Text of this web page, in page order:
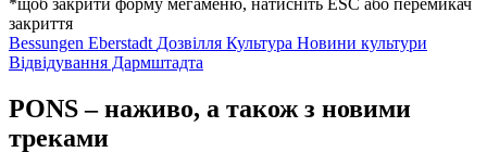
закриття
Bessungen Eberstadt Дозвілля Культура Новини культури
Відвідування Дармштадта
PONS – наживо, а також з новими
треками